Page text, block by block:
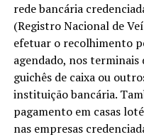
rede bancária
(Registro Nacional de
efetuar o recolhimento
agendado, nos
guichês de caixa ou
instituição bancária.
pagamento em casas
nas empresas